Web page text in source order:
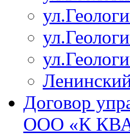
Договор
ООО «К